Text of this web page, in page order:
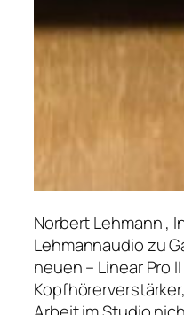
Norbert Lehmann ,
Lehmannaudio zu
neuen – Linear Pro II